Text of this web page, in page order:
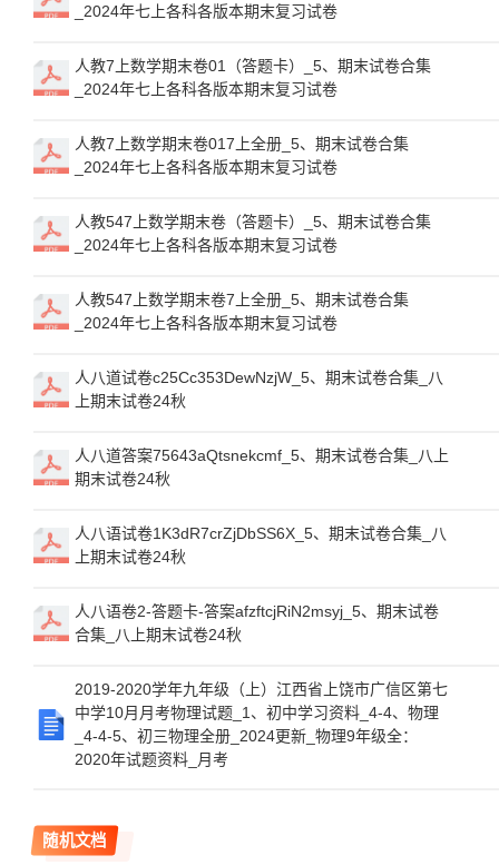
_2024年七上各科各版本期末复习试卷
人教7上数学期末卷01（答题卡）_5、期末试卷合集
_2024年七上各科各版本期末复习试卷
人教7上数学期末卷017上全册_5、期末试卷合集
_2024年七上各科各版本期末复习试卷
人教547上数学期末卷（答题卡）_5、期末试卷合集
_2024年七上各科各版本期末复习试卷
人教547上数学期末卷7上全册_5、期末试卷合集
_2024年七上各科各版本期末复习试卷
人八道试卷c25Cc353DewNzjW_5、期末试卷合集_八
上期末试卷24秋
人八道答案75643aQtsnekcmf_5、期末试卷合集_八上
期末试卷24秋
人八语试卷1K3dR7crZjDbSS6X_5、期末试卷合集_八
上期末试卷24秋
人八语卷2-答题卡-答案afzftcjRiN2msyj_5、期末试卷
合集_八上期末试卷24秋
2019-2020学年九年级（上）江西省上饶市广信区第七
中学10月月考物理试题_1、初中学习资料_4-4、物理
_4-4-5、初三物理全册_2024更新_物理9年级全：
2020年试题资料_月考
随机文档